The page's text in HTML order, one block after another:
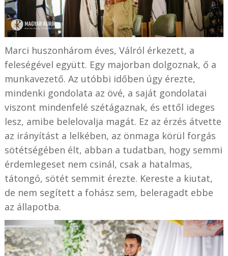
Marci huszonhárom éves, Válról érkezett, a
feleségével együtt. Egy majorban dolgoznak, ő a
munkavezető. Az utóbbi időben úgy érezte,
mindenki gondolata az övé, a saját gondolatai
viszont mindenfelé szétágaznak, és ettől ideges
lesz, amibe belelovalja magát. Ez az érzés átvette
az irányítást a lelkében, az önmaga körül forgás
sötétségében élt, abban a tudatban, hogy semmi
érdemlegeset nem csinál, csak a hatalmas,
tátongó, sötét semmit érezte. Kereste a kiutat,
de nem segített a fohász sem, beleragadt ebbe
az állapotba.